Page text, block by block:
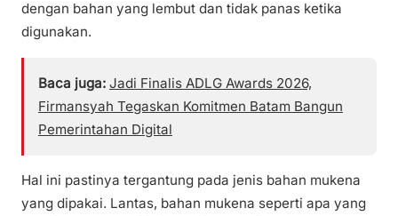
dengan bahan yang lembut dan tidak panas ketika
digunakan.
Baca juga: Jadi Finalis ADLG Awards 2026,
Firmansyah Tegaskan Komitmen Batam Bangun
Pemerintahan Digital
Hal ini pastinya tergantung pada jenis bahan mukena
yang dipakai. Lantas, bahan mukena seperti apa yang